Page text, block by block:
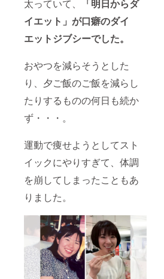
太っていて、
「明日からダ
イエット」が口癖のダイ
エットジブシーでした。
おやつを減らそうとした
り、夕ご飯のご飯を減らし
たりするものの何日も続か
ず・・・。
運動で痩せようとしてスト
イックにやりすぎて、体調
を崩してしまったこともあ
りました。